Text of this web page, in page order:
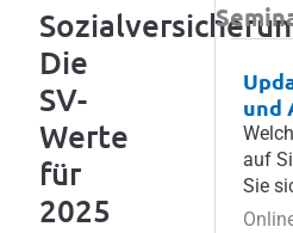
Die
SV-
Werte
für
2025
und
auf
Sie